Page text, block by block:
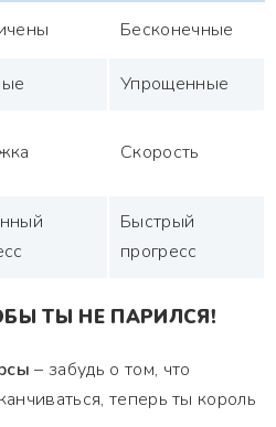
Бесконечные
Упрощенные
Скорость
Быстрый
прогресс
ТЫ НЕ ПАРИЛСЯ!
– забудь о том, что
теперь ты король